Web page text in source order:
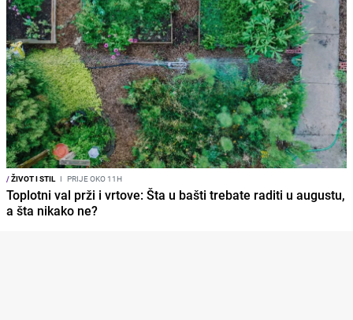
/ŽIVOT I STIL I PRIJE OKO 11H
Toplotni val prži i vrtove: Šta u bašti trebate raditi u augustu,
a šta nikako ne?